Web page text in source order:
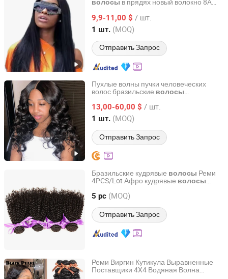
волосы в прядях новый волокно 8A
шелковистые прямые волны 95g
9,9-11,00 $ / шт.
1 шт. (MOQ)
Отправить Запрос
Henan Rebecca Hair Products Co.,Ltd
Henan, China с 2024
Пухлые волны пучки человеческих
волос бразильские волосы
13,00-60,00 $ / шт.
1 шт. (MOQ)
Отправить Запрос
Guangzhou Beimeijia Trading Co., Ltd.
Guangdong, China с 2023
Бразильские кудрявые волосы Реми
4PCS/Lot Афро кудрявые волосы
человеческий волос для наращивания
5 pc (MOQ)
Отправить Запрос
Xuchang BeautyHair Fashion Co., Ltd.
Henan, China с 2004
Реми Виргин Кутикула Выравненные
Поставщики 4X4 Водяная Волна
Henan Rebecca Hair Products Co.,Ltd